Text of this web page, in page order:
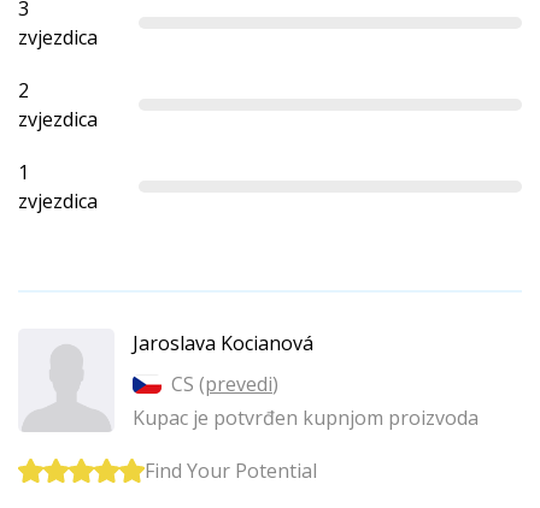
3
zvjezdica
2
zvjezdica
1
zvjezdica
Jaroslava Kocianová
CS (prevedi)
Kupac je potvrđen kupnjom proizvoda
Find Your Potential